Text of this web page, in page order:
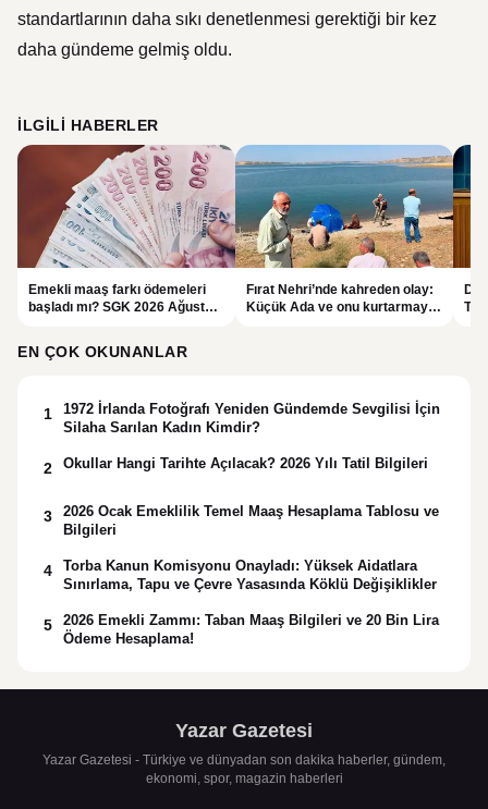
standartlarının daha sıkı denetlenmesi gerektiği bir kez
daha gündeme gelmiş oldu.
İLGILI HABERLER
Emekli maaş farkı ödemeleri
başladı mı? SGK 2026 Ağustos
Fırat Nehri’nde kahreden olay:
Küçük Ada ve onu kurtarmaya
EN ÇOK OKUNANLAR
1
1972 İrlanda Fotoğrafı Yeniden Gündemde Sevgilisi İçin
Silaha Sarılan Kadın Kimdir?
2 Okullar Hangi Tarihte Açılacak? 2026 Yılı Tatil Bilgileri
3
2026 Ocak Emeklilik Temel Maaş Hesaplama Tablosu ve
Bilgileri
4
Torba Kanun Komisyonu Onayladı: Yüksek Aidatlara
Sınırlama, Tapu ve Çevre Yasasında Köklü Değişiklikler
5
2026 Emekli Zammı: Taban Maaş Bilgileri ve 20 Bin Lira
Ödeme Hesaplama!
Yazar Gazetesi
Yazar Gazetesi - Türkiye ve dünyadan son dakika haberler, gündem,
ekonomi, spor, magazin haberleri